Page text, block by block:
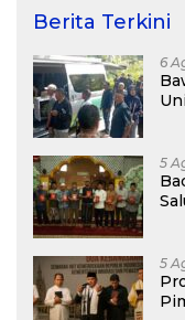
Berita Terkini
6
5
5